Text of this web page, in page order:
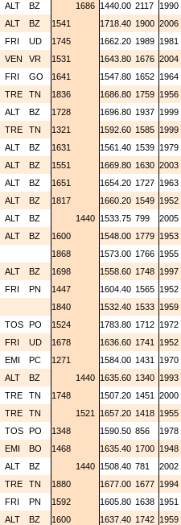
ALT BZ 1686 1440.00 2117 1990
ALT BZ 1541 1718.40 1900 2006
FRI UD 1745 1662.20 1989 1981
VEN VR 1531 1643.80 1676 2004
FRI GO 1641 1547.80 1652 1964
TRE TN 1836 1686.80 1759 1956
ALT BZ 1728 1696.80 1937 1999
TRE TN 1321 1592.60 1585 1999
ALT BZ 1631 1561.40 1539 1979
ALT BZ 1551 1669.80 1630 2003
ALT BZ 1651 1654.20 1727 1963
ALT BZ 1817 1660.20 1549 1952
ALT BZ 1440 1533.75 799 2005
ALT BZ 1600 1548.00 1779 1953
1868 1573.00 1766 1955
ALT BZ 1698 1558.60 1748 1997
FRI PN 1447 1604.40 1565 1952
1840 1532.40 1533 1959
TOS PO 1524 1783.80 1712 1972
FRI UD 1678 1636.60 1741 1952
EMI PC 1271 1584.00 1431 1970
ALT BZ 1440 1635.60 1340 1993
TRE TN 1748 1507.20 1451 2000
TRE TN 1521 1657.20 1418 1955
TOS PO 1348 1590.50 856 1978
EMI BO 1468 1635.40 1700 1948
ALT BZ 1440 1508.40 781 2002
TRE TN 1880 1677.00 1677 1994
FRI PN 1592 1605.80 1638 1951
ALT BZ 1600 1637.40 1742 1959